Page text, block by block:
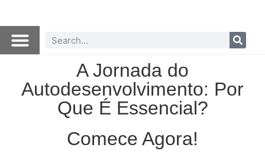
A Jornada do
Autodesenvolvimento: Por
Que É Essencial?
Comece Agora!